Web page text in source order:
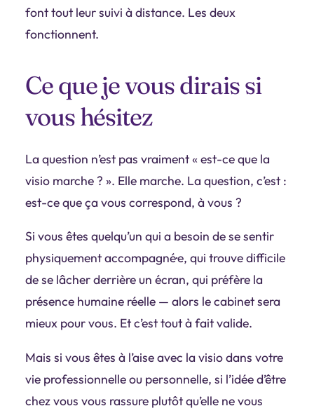
font tout leur suivi à distance. Les deux
fonctionnent.
Ce que je vous dirais si
vous hésitez
La question n’est pas vraiment « est-ce que la
visio marche ? ». Elle marche. La question, c’est :
est-ce que ça vous correspond, à vous ?
Si vous êtes quelqu’un qui a besoin de se sentir
physiquement accompagné·e, qui trouve difficile
de se lâcher derrière un écran, qui préfère la
présence humaine réelle — alors le cabinet sera
mieux pour vous. Et c’est tout à fait valide.
Mais si vous êtes à l’aise avec la visio dans votre
vie professionnelle ou personnelle, si l’idée d’être
chez vous vous rassure plutôt qu’elle ne vous